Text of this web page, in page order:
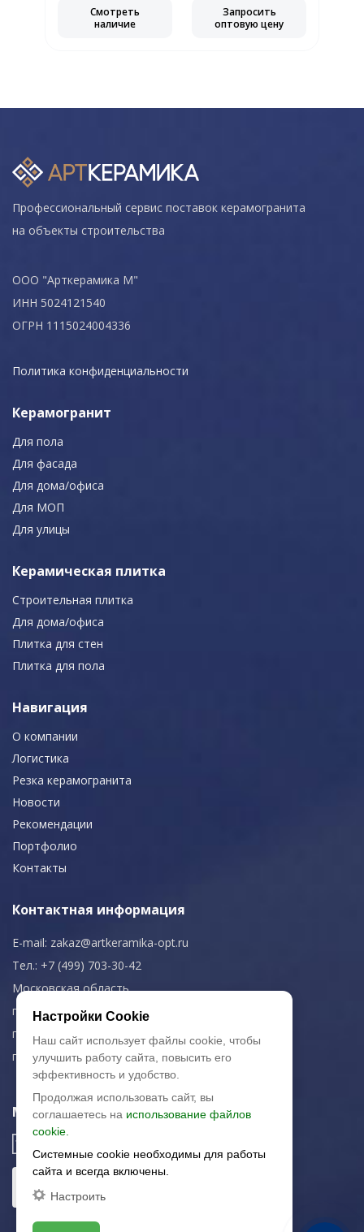
Смотреть
наличие
Запросить
оптовую цену
Профессиональный сервис поставок керамогранита
на объекты строительства
ООО "Арткерамика М"
ИНН 5024121540
ОГРН 1115024004336
Политика конфиденциальности
Керамогранит
Для пола
Для фасада
Для дома/офиса
Для МОП
Для улицы
Керамическая плитка
Строительная плитка
Для дома/офиса
Плитка для стен
Плитка для пола
Навигация
О компании
Логистика
Резка керамогранита
Новости
Рекомендации
Портфолио
Контакты
Контактная информация
E-mail: zakaz@artkeramika-opt.ru
Тел.: +7 (499) 703-30-42
Московская область,
г. Красногорск
пн-чт: 09.00-18.00
пт: 09.00-17.00
Мы в соц. сетях
Настройки Cookie
Наш сайт использует файлы cookie, чтобы
улучшить работу сайта, повысить его
эффективность и удобство.
Продолжая использовать сайт, вы
соглашаетесь на использование файлов
cookie.
Системные cookie необходимы для работы
сайта и всегда включены.
Настроить